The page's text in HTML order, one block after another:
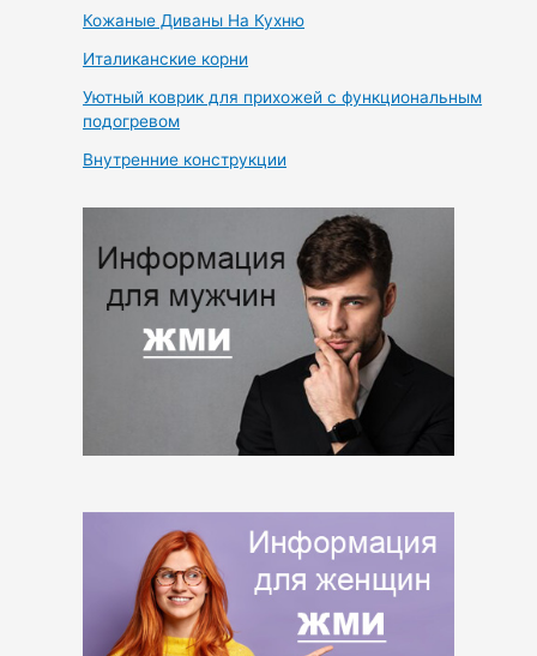
Кожаные Диваны На Кухню
Италиканские корни
Уютный коврик для прихожей с функциональным
подогревом
Внутренние конструкции